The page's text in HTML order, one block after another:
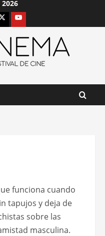
Youtube
funciona cuando
tapujos y deja de
sobre las
masculina.